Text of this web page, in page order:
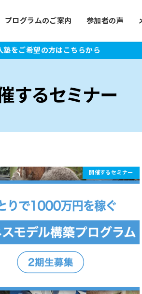
プログラムのご案内 参加者の声
塾をご希望の方はこちらから
するセミナー
開催するセミナー